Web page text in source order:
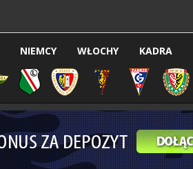
NIEMCY WŁOCHY KADRA